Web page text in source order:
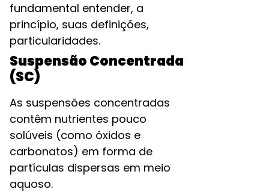
fundamental entender, a
princípio, suas definições,
particularidades.
Suspensão Concentrada
(SC)
As suspensões concentradas
contêm nutrientes pouco
solúveis (como óxidos e
carbonatos) em forma de
partículas dispersas em meio
aquoso.